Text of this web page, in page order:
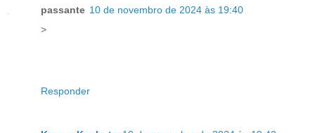
passante 10 de novembro de 2024 às 19:40
>
Responder